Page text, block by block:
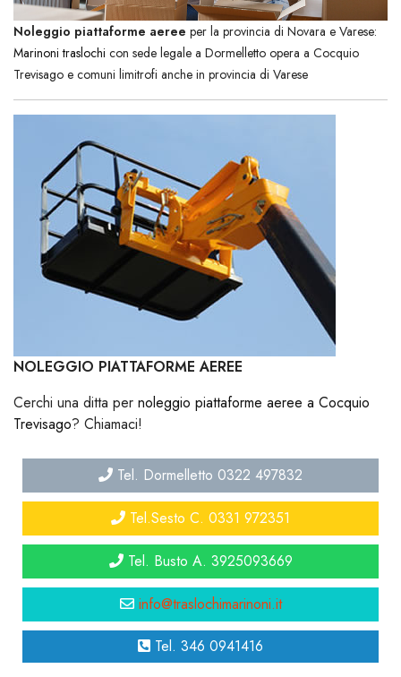
Noleggio piattaforme aeree per la provincia di Novara e Varese:
Marinoni traslochi con sede legale a Dormelletto opera a Cocquio
Trevisago e comuni limitrofi anche in provincia di Varese
NOLEGGIO PIATTAFORME AEREE
Cerchi una ditta per noleggio piattaforme aeree a Cocquio
Trevisago? Chiamaci!
Tel. Dormelletto 0322 497832
Tel.Sesto C. 0331 972351
Tel. Busto A. 3925093669
info@traslochimarinoni.it
Tel. 346 0941416